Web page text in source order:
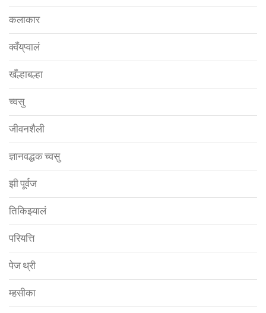
कलाकार
क्वँय्‌प्वालं
खँल्हाबल्हा
च्वसु
जीवनशैली
ज्ञानवद्धक च्वसु
झी पूर्वज
तिकिझ्यालं
परियत्ति
पेज थ्री
म्हसीका